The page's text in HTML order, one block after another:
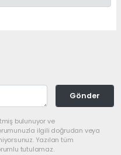
Gönder
bulunuyor ve
ilgili doğrudan veya
Yazılan tüm
tutulamaz.